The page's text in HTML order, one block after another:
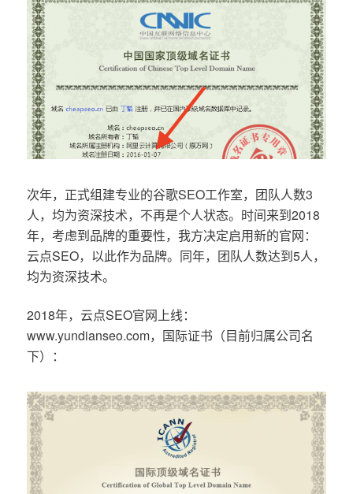
次年，正式组建专业的谷歌SEO工作室，团队人数3
人，均为资深技术，不再是个人状态。时间来到2018
年，考虑到品牌的重要性，我方决定启用新的官网：
云点SEO，以此作为品牌。同年，团队人数达到5人，
均为资深技术。
2018年，云点SEO官网上线：
www.yundianseo.com，国际证书（目前归属公司名
下）：